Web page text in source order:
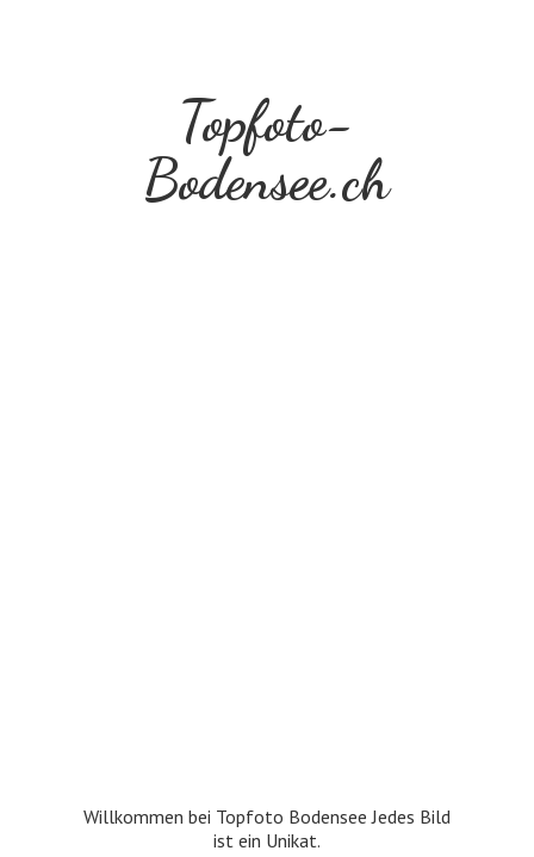
Topfoto-
Bodensee.ch
Willkommen bei Topfoto Bodensee Jedes Bild
ist ein Unikat.